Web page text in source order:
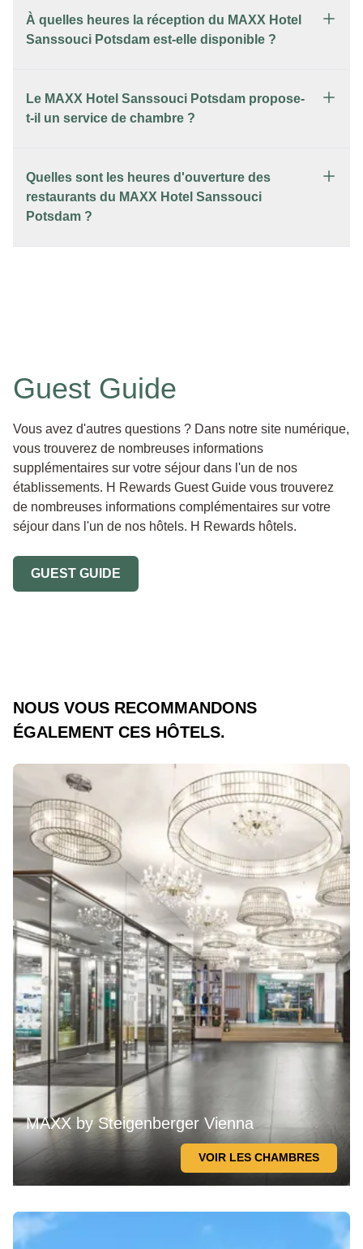
À quelles heures la réception du MAXX Hotel
Sanssouci Potsdam est-elle disponible ?
Le MAXX Hotel Sanssouci Potsdam propose-
t-il un service de chambre ?
Quelles sont les heures d'ouverture des
restaurants du MAXX Hotel Sanssouci
Potsdam ?
Guest Guide
Vous avez d'autres questions ? Dans notre site numérique,
vous trouverez de nombreuses informations
supplémentaires sur votre séjour dans l'un de nos
établissements. H Rewards Guest Guide vous trouverez
de nombreuses informations complémentaires sur votre
séjour dans l'un de nos hôtels. H Rewards hôtels.
GUEST GUIDE
NOUS VOUS RECOMMANDONS
ÉGALEMENT CES HÔTELS.
MAXX by Steigenberger Vienna
VOIR LES CHAMBRES